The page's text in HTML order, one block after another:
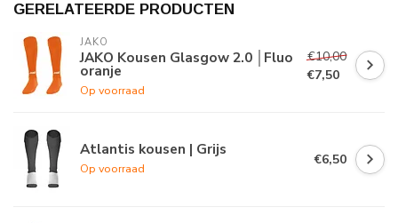
GERELATEERDE PRODUCTEN
JAKO
JAKO Kousen Glasgow 2.0 │Fluo
oranje
Op voorraad
€10,00
€7,50
Atlantis kousen | Grijs
Op voorraad
€6,50